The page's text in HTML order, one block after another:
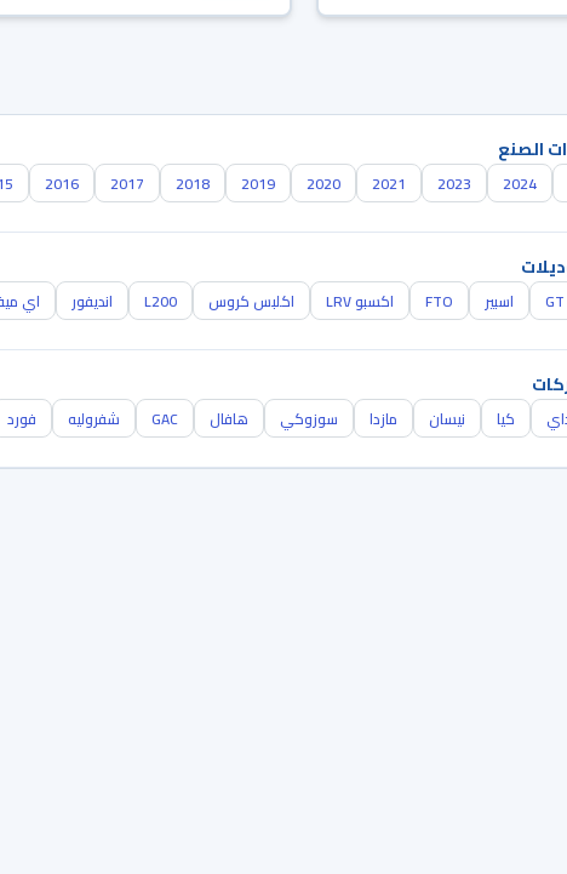
الصنع
2024
2023
2021
2020
2019
2018
2017
2016
اسبير FTO اكسبو LRV اكلبس كروس L200 انديفور اي
كيا نيسان مازدا سوزوكي هافال GAC شفروليه فورد